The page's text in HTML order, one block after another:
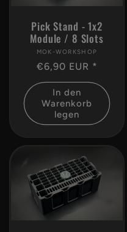
Pick Stand - 1x2
Module / 8 Slots
Anbieter:
MOK-WORKSHOP
Normaler
Preis
€6,90 EUR *
In den
Warenkorb
legen